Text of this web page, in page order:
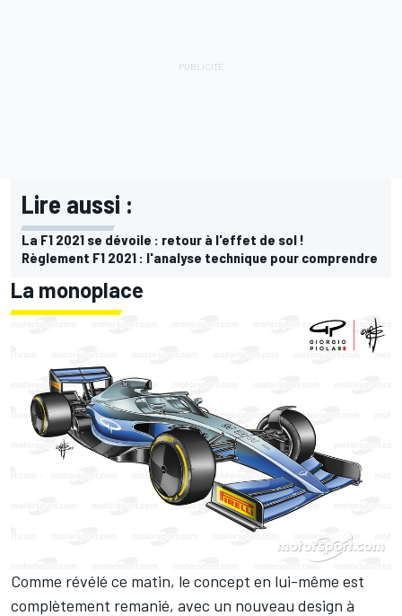
Lire aussi :
La F1 2021 se dévoile : retour à l'effet de sol !
Règlement F1 2021 : l'analyse technique pour comprendre
La monoplace
Comme révélé ce matin, le concept en lui-même est
complètement remanié, avec un nouveau design à